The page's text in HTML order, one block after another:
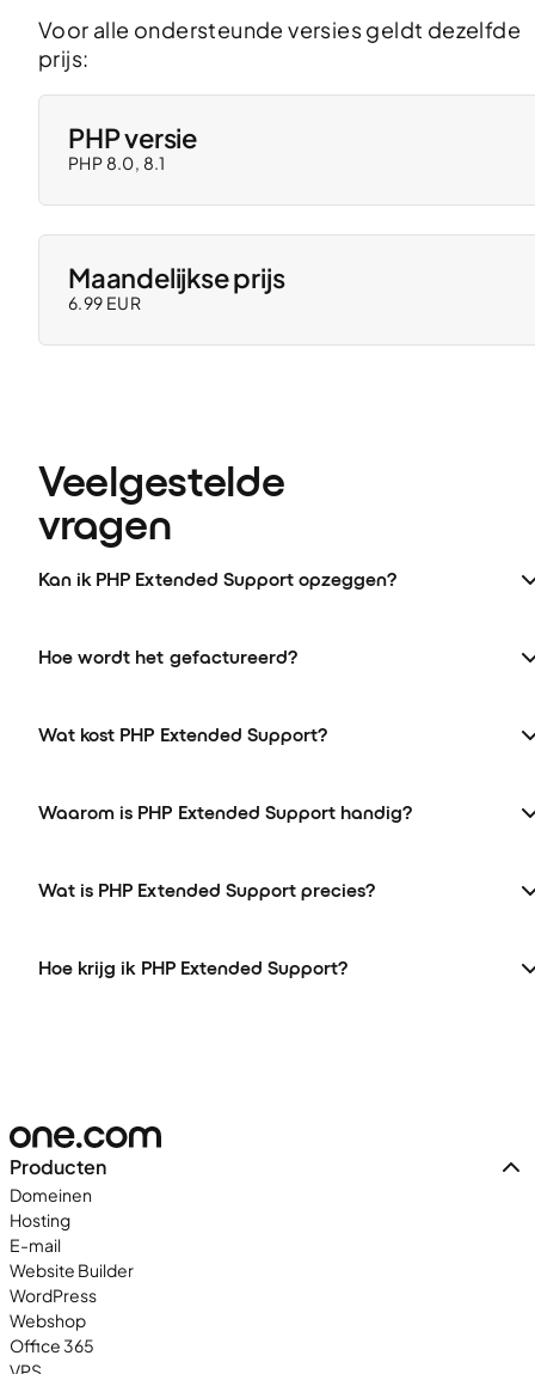
Voor alle ondersteunde versies geldt dezelfde
prijs:
PHP versie
PHP 8.0, 8.1
Maandelijkse prijs
6.99 EUR
Veelgestelde
vragen
Kan ik PHP Extended Support opzeggen?
Hoe wordt het gefactureerd?
Wat kost PHP Extended Support?
Waarom is PHP Extended Support handig?
Wat is PHP Extended Support precies?
Hoe krijg ik PHP Extended Support?
Producten
Domeinen
Hosting
E-mail
Website Builder
WordPress
Webshop
Office 365